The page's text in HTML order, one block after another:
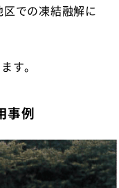
での凍結融解に
す。
事例